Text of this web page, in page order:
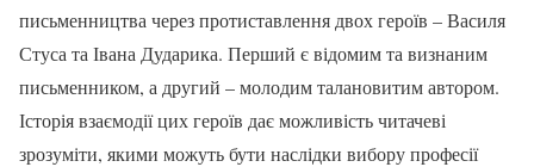
письменництва через протиставлення двох героїв – Василя
Стуса та Івана Дударика. Перший є відомим та визнаним
письменником, а другий – молодим талановитим автором.
Історія взаємодії цих героїв дає можливість читачеві
зрозуміти, якими можуть бути наслідки вибору професії